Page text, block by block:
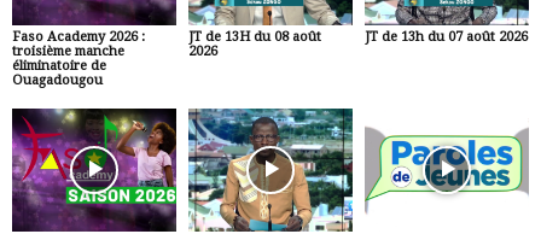
Faso Academy 2026 :
troisième manche
éliminatoire de
Ouagadougou
JT de 13H du 08 août
2026
JT de 13h du 07 août 2026